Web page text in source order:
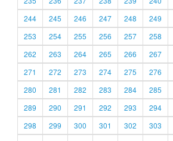
244
245 246 247 248 249
253
254 255 256 257 258
262
263 264 265 266 267
271
272 273 274 275 276
280
281 282 283 284 285
289
290 291 292 293 294
298
299 300 301 302 303